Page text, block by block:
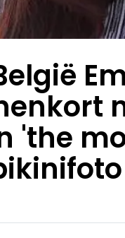
'the